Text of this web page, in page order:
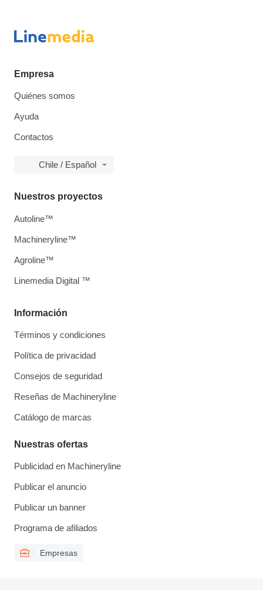
Empresa
Quiénes somos
Ayuda
Contactos
Chile / Español
Información
Términos y condiciones
Política de privacidad
Consejos de seguridad
Reseñas de Machineryline
Catálogo de marcas
Nuestras ofertas
Publicidad en Machineryline
Publicar el anuncio
Publicar un banner
Programa de afiliados
Empresas
Nuestros proyectos
Autoline™
Machineryline™
Agroline™
Linemedia Digital ™